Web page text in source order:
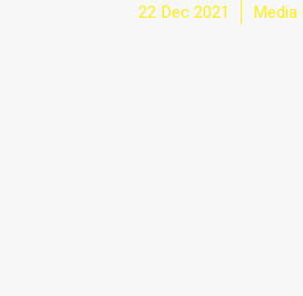
22 Dec 2021 Media